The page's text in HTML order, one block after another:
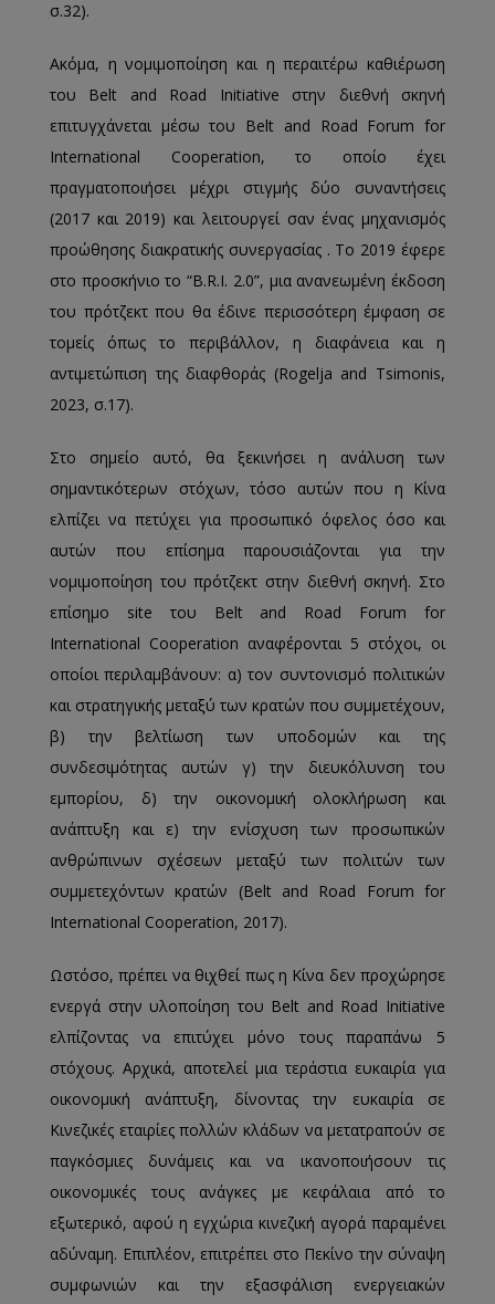
σ.32).
Ακόμα, η νομιμοποίηση και η περαιτέρω καθιέρωση
του Belt and Road Initiative στην διεθνή σκηνή
επιτυγχάνεται μέσω του Belt and Road Forum for
International Cooperation, το οποίο έχει
πραγματοποιήσει μέχρι στιγμής δύο συναντήσεις
(2017 και 2019) και λειτουργεί σαν ένας μηχανισμός
προώθησης διακρατικής συνεργασίας . Το 2019 έφερε
στο προσκήνιο το “B.R.I. 2.0”, μια ανανεωμένη έκδοση
του πρότζεκτ που θα έδινε περισσότερη έμφαση σε
τομείς όπως το περιβάλλον, η διαφάνεια και η
αντιμετώπιση της διαφθοράς (Rogelja and Tsimonis,
2023, σ.17).
Στο σημείο αυτό, θα ξεκινήσει η ανάλυση των
σημαντικότερων στόχων, τόσο αυτών που η Κίνα
ελπίζει να πετύχει για προσωπικό όφελος όσο και
αυτών που επίσημα παρουσιάζονται για την
νομιμοποίηση του πρότζεκτ στην διεθνή σκηνή. Στο
επίσημο site του Belt and Road Forum for
International Cooperation αναφέρονται 5 στόχοι, οι
οποίοι περιλαμβάνουν: α) τον συντονισμό πολιτικών
και στρατηγικής μεταξύ των κρατών που συμμετέχουν,
β) την βελτίωση των υποδομών και της
συνδεσιμότητας αυτών γ) την διευκόλυνση του
εμπορίου, δ) την οικονομική ολοκλήρωση και
ανάπτυξη και ε) την ενίσχυση των προσωπικών
ανθρώπινων σχέσεων μεταξύ των πολιτών των
συμμετεχόντων κρατών (Belt and Road Forum for
International Cooperation, 2017).
Ωστόσο, πρέπει να θιχθεί πως η Κίνα δεν προχώρησε
ενεργά στην υλοποίηση του Belt and Road Initiative
ελπίζοντας να επιτύχει μόνο τους παραπάνω 5
στόχους. Αρχικά, αποτελεί μια τεράστια ευκαιρία για
οικονομική ανάπτυξη, δίνοντας την ευκαιρία σε
Κινεζικές εταιρίες πολλών κλάδων να μετατραπούν σε
παγκόσμιες δυνάμεις και να ικανοποιήσουν τις
οικονομικές τους ανάγκες με κεφάλαια από το
εξωτερικό, αφού η εγχώρια κινεζική αγορά παραμένει
αδύναμη. Επιπλέον, επιτρέπει στο Πεκίνο την σύναψη
συμφωνιών και την εξασφάλιση ενεργειακών